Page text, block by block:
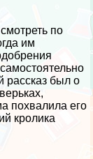
по
им
рассказ был о
похвалила его
кролика